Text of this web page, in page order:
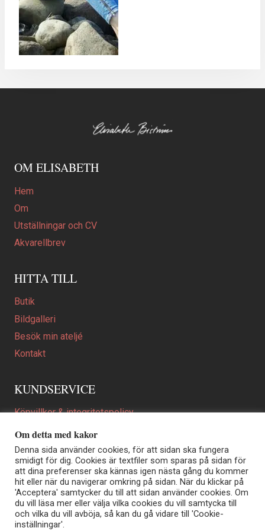
OM ELISABETH
Hem
Om
Utställningar och CV
Akvarellbrev
HITTA TILL
Butik
Bildgalleri
Besök min ateljé
Kontakt
KUNDSERVICE
Köpvillkor & integritetspolicy
Att beställa ett personligt utformat konstverk
En personligare gåva
FAQ
Elisabeth Biström | Akvarellkonstnär | Norrtälje
Sjöängstorpet AB, org.nr 556373-5447
Om detta med kakor
Denna sida använder cookies, för att sidan ska fungera
smidigt för dig. Cookies är textfiler som sparas på sidan för
att dina preferenser ska kännas igen nästa gång du kommer
hit eller när du navigerar omkring på sidan. När du klickar på
'Acceptera' samtycker du till att sidan använder cookies. Om
du vill läsa mer eller välja vilka cookies du vill samtycka till
och vilka du vill avböja, så kan du gå vidare till 'Cookie-
inställningar'.